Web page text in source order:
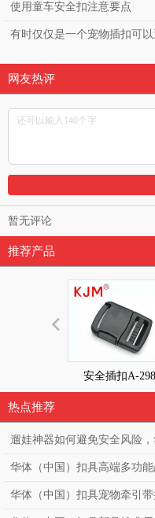
使用童车安全扣注意要点
有时仅仅是一个宠物插扣可
网友热评
暂无评论
推荐产品
安全插扣A-298
热点推荐
遛娃神器如何避免安全风险
高端童车必备亲肤款童车安
华体（中国）扣具高端多功
扣，勤务透气战术背心调节
华体（中国）扣具宠物牵引